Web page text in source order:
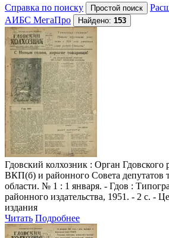
Справка по поиску
АИБС МегаПро
Найдено: 153
Гдовский колхозник : Орган Гдовского
ВКП(б) и районного Совета депутатов
области. № 1 : 1 января. - Гдов :
районного издательства, 1951. - 2 с. -
издания
Читать Подробнее